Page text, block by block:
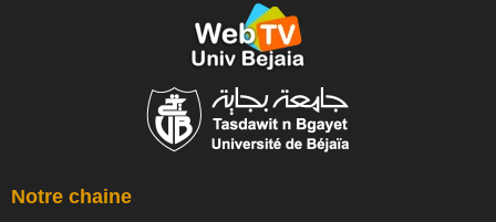
Notre chaine